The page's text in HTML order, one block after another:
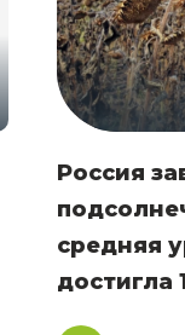
Россия
средняя
достигла